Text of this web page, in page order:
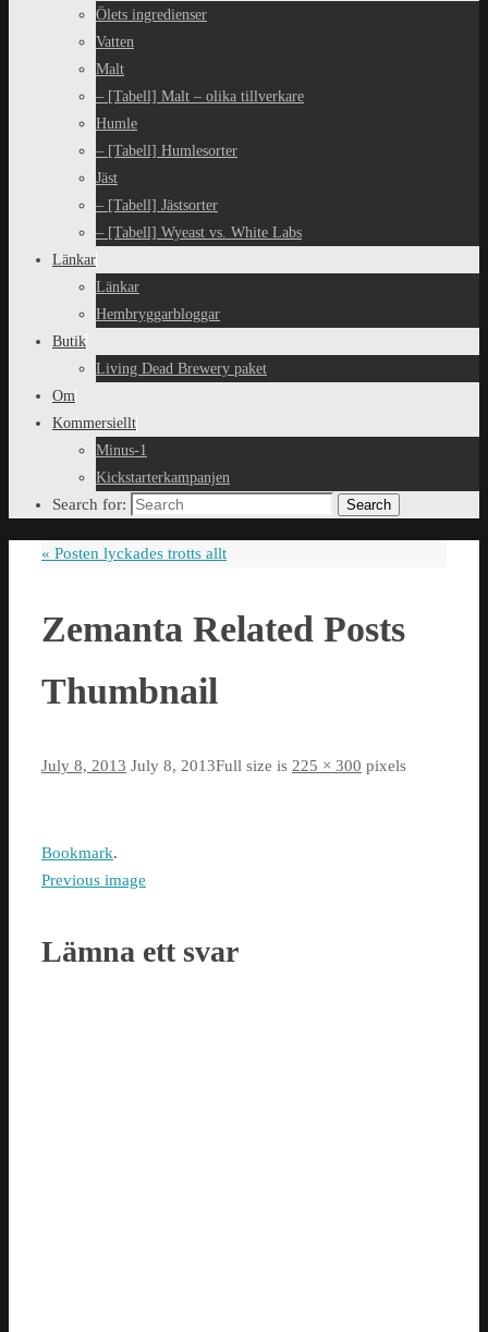
Ölets ingredienser
Vatten
Malt
– [Tabell] Malt – olika tillverkare
Humle
– [Tabell] Humlesorter
Jäst
– [Tabell] Jästsorter
– [Tabell] Wyeast vs. White Labs
Länkar
Länkar
Hembryggarbloggar
Butik
Living Dead Brewery paket
Om
Kommersiellt
Minus-1
Kickstarterkampanjen
Search for: Search
« Posten lyckades trotts allt
Zemanta Related Posts
Thumbnail
July 8, 2013 July 8, 2013Full size is 225 × 300 pixels
Bookmark.
Previous image
Lämna ett svar